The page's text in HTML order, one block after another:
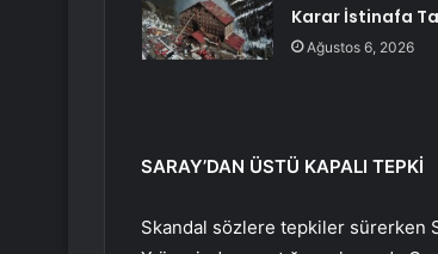
Karar İstinafa
Ağustos 6, 2026
SARAY’DAN ÜSTÜ KAPALI TEPKİ
Skandal sözlere tepkiler sürerken